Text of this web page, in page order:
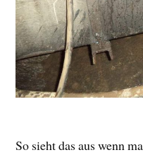
So sieht das aus wenn